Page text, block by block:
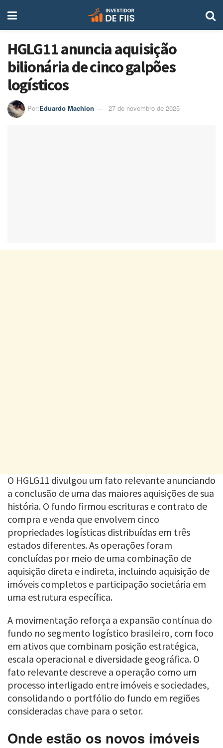
HGLG11 anuncia aquisição
bilionária de cinco galpões
logísticos
Por:Eduardo Machion 27 de novembro de 2025
O HGLG11 divulgou um fato relevante anunciando
a conclusão de uma das maiores aquisições de sua
história. O fundo firmou escrituras e contrato de
compra e venda que envolvem cinco
propriedades logísticas distribuídas em três
estados diferentes. As operações foram
concluídas por meio de uma combinação de
aquisição direta e indireta, incluindo aquisição de
imóveis completos e participação societária em
uma estrutura específica.
A movimentação reforça a expansão contínua do
fundo no segmento logístico brasileiro, com foco
em ativos que combinam posição estratégica,
escala operacional e diversidade geográfica. O
fato relevante descreve a operação como um
processo interligado entre imóveis e sociedades,
consolidando o portfólio do fundo em regiões
consideradas chave para o setor.
Onde estão os novos imóveis